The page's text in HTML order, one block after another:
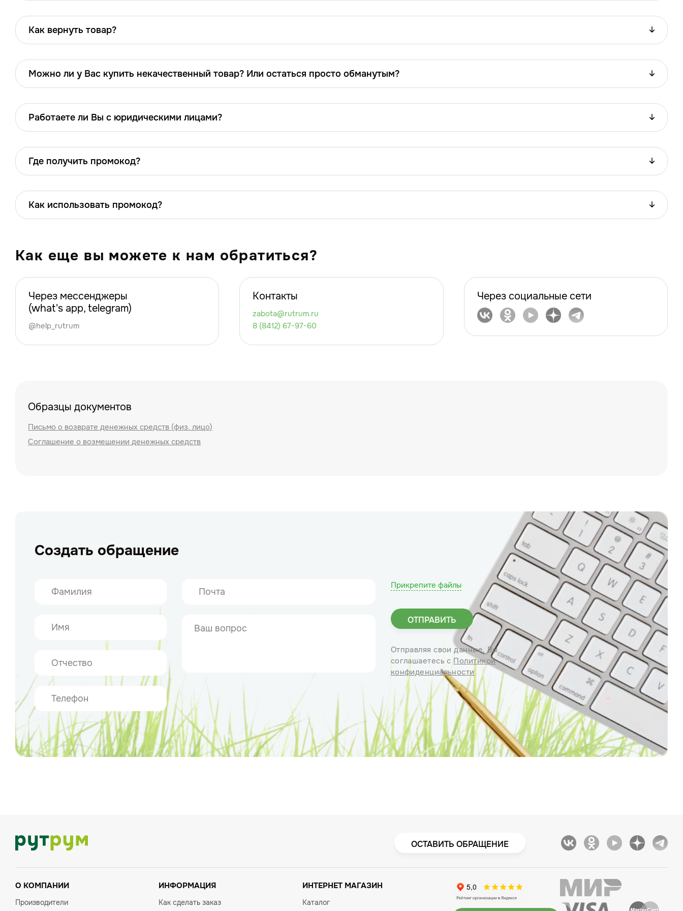
Как вернуть товар?
Можно ли у Вас купить некачественный товар? Или остаться просто обманутым?
Работаете ли Вы с юридическими лицами?
Где получить промокод?
Как использовать промокод?
Как еще вы можете к нам обратиться?
Через мессенджеры
(what's app, telegram)
@help_rutrum
Контакты
zabota@rutrum.ru
8 (8412) 67-97-60
Через социальные сети
Образцы документов
Письмо о возврате денежных средств (физ. лицо)
Соглашение о возмещении денежных средств
Создать обращение
Прикрепите файлы
Отправляя свои данные, Вы
соглашаетесь сПолитикой
конфиденциальности
ОСТАВИТЬ ОБРАЩЕНИЕ
О КОМПАНИИ
Производители
ИНФОРМАЦИЯ
Как сделать заказ
ИНТЕРНЕТ МАГАЗИН
Каталог